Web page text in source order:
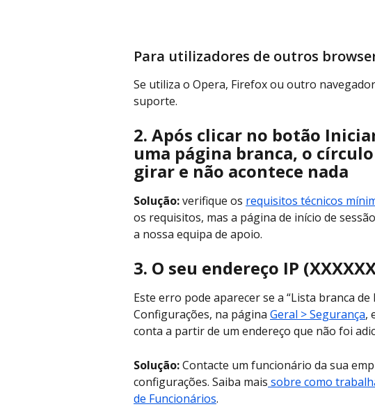
Para utilizadores de outros
Se utiliza o Opera, Firefox ou outro
suporte.
2. Após clicar no botão
uma página branca, o
girar e não acontece nada
Solução: verifique os requisitos técnicos
os requisitos, mas a página de início de
a nossa equipa de apoio.
3. O seu endereço IP
Este erro pode aparecer se a “Lista branca de
Configurações, na página Geral > Segurança,
conta a partir de um endereço que não foi
Solução: Contacte um funcionário da sua
configurações. Saiba mais sobre como
de Funcionários.